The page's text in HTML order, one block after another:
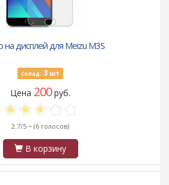
на дисплей для Meizu M3S
Склад: 3 шт
Цена 200руб.
2.7/5 ~ (6 голосов)
В корзину